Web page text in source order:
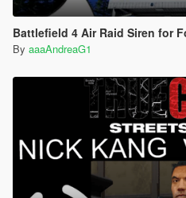
Battlefield 4 Air Raid Siren for
By aaaAndreaG1